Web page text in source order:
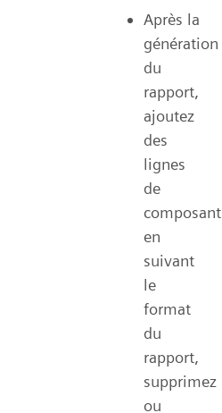
Après la
génération
du
rapport,
ajoutez
des
lignes
de
en
suivant
le
format
du
rapport,
supprimez
ou